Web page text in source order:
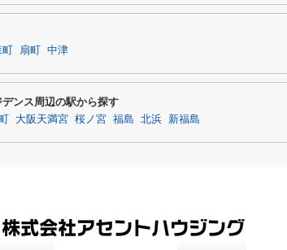
扇町 中津
ンス周辺の駅から探す
大阪天満宮 桜ノ宮 福島 北浜 新福島